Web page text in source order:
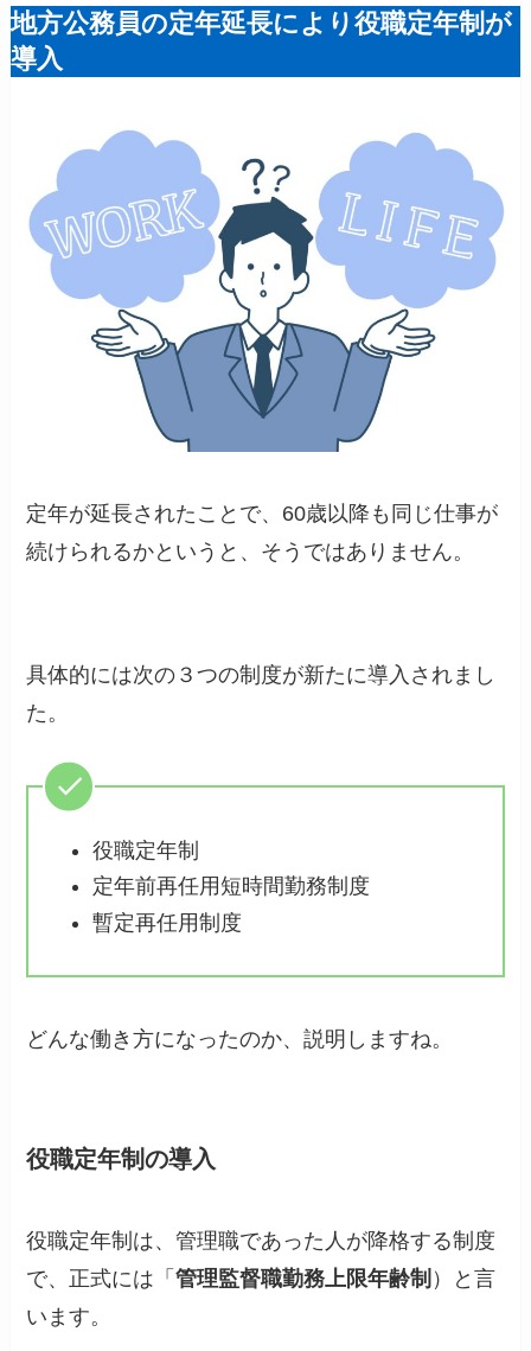
地方公務員の定年延長により役職定年制が
導入
定年が延長されたことで、60歳以降も同じ仕事が
続けられるかというと、そうではありません。
具体的には次の３つの制度が新たに導入されまし
た。
役職定年制
定年前再任用短時間勤務制度
暫定再任用制度
どんな働き方になったのか、説明しますね。
役職定年制の導入
役職定年制は、管理職であった人が降格する制度
で、正式には「管理監督職勤務上限年齢制 ）と言
います。